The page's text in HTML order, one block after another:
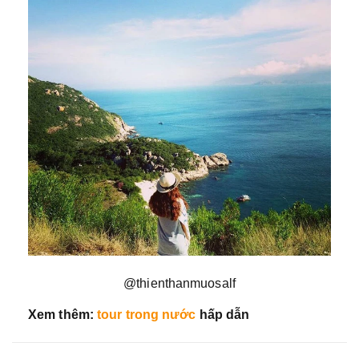
@thienthanmuosalf
Xem thêm: tour trong nước hấp dẫn